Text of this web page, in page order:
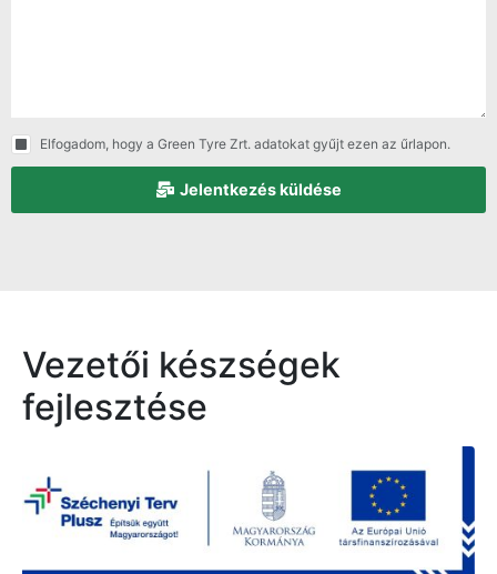
Elfogadom, hogy a Green Tyre Zrt. adatokat gyűjt ezen az űrlapon.
Jelentkezés küldése
Vezetői készségek
fejlesztése